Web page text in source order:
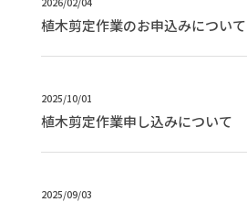
植木剪定作業のお申込みについて
2025/10/01
植木剪定作業申し込みについて
2025/09/03